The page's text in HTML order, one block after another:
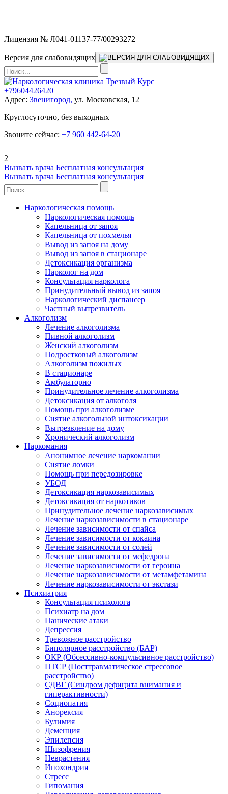
Лицензия № Л041-01137-77/00293272
Версия для слабовидящих
+79604426420
Адрес: Звенигород, ул. Московская, 12
Круглосуточно, без выходных
Звоните сейчас: +7 960 442-64-20
2
Вызвать врача Бесплатная консультация
Вызвать врача Бесплатная консультация
Наркологическая помощь
Наркологическая помощь
Капельница от запоя
Капельница от похмелья
Вывод из запоя на дому
Вывод из запоя в стационаре
Детоксикация организма
Нарколог на дом
Консультация нарколога
Принудительный вывод из запоя
Наркологический диспансер
Частный вытрезвитель
Алкоголизм
Лечение алкоголизма
Пивной алкоголизм
Женский алкоголизм
Подростковый алкоголизм
Алкоголизм пожилых
В стационаре
Амбулаторно
Принудительное лечение алкоголизма
Детоксикация от алкоголя
Помощь при алкоголизме
Снятие алкогольной интоксикации
Вытрезвление на дому
Хронический алкоголизм
Наркомания
Анонимное лечение наркомании
Снятие ломки
Помощь при передозировке
УБОД
Детоксикация наркозависимых
Детоксикация от наркотиков
Принудительное лечение наркозависимых
Лечение наркозависимости в стационаре
Лечение зависимости от спайса
Лечение зависимости от кокаина
Лечение зависимости от солей
Лечение зависимости от мефедрона
Лечение наркозависимости от героина
Лечение наркозависимости от метамфетамина
Лечение наркозависимости от экстази
Психиатрия
Консультация психолога
Психиатр на дом
Панические атаки
Депрессия
Тревожное расстройство
Биполярное расстройство (БАР)
ОКР (Обсессивно-компульсивное расстройство)
ПТСР (Посттравматическое стрессовое
расстройство)
СДВГ (Синдром дефицита внимания и
гиперактивности)
Социопатия
Анорексия
Булимия
Деменция
Эпилепсия
Шизофрения
Неврастения
Ипохондрия
Стресс
Гипомания